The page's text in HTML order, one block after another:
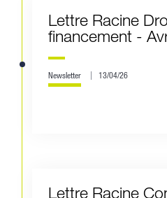
Lettre Racine
financement -
Newsletter 13/04/26
Lettre Racine